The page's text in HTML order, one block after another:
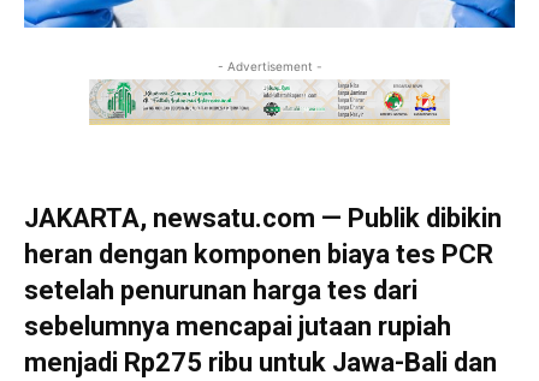
- Advertisement -
JAKARTA, newsatu.com — Publik dibikin
heran dengan komponen biaya tes PCR
setelah penurunan harga tes dari
sebelumnya mencapai jutaan rupiah
menjadi Rp275 ribu untuk Jawa-Bali dan